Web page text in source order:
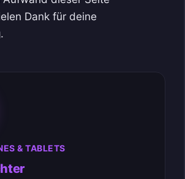
Dank für deine
& TABLETS